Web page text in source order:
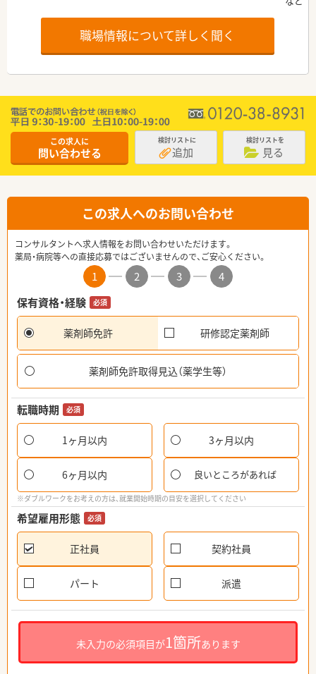
職場情報について詳しく聞く
この求人に
問い合わせる
検討リストに
追加
検討リストを
見る
この求人へのお問い合わせ
コンサルタントへ求人情報をお問い合わせいただけます。
薬局・病院等への直接応募ではございませんので、ご安心ください。
1 2 3
4
保有資格・経験
必須
薬剤師免許 研修認定薬剤師
薬剤師免許取得見込（薬学生等）
転職時期 必須
1ヶ月以内 3ヶ月以内
6ヶ月以内 良いところがあれば
※ダブルワークをお考えの方は、就業開始時期の目安を選択してください
希望雇用形態 必須
正社員 契約社員
パート 派遣
未入力の必須項目が1箇所あります